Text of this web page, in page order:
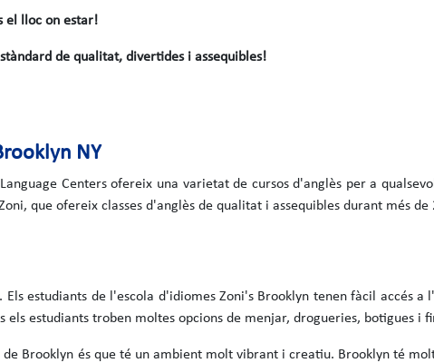
el lloc on estar!
de qualitat, divertides i assequibles!
NY
Centers ofereix una varietat de cursos d'anglès per a
que ofereix classes d'anglès de qualitat i assequibles durant més de
Els estudiants de l'escola d'idiomes Zoni's Brooklyn tenen fàcil accés
els estudiants troben moltes opcions de menjar, drogueries, botigues i
de Brooklyn és que té un ambient molt vibrant i creatiu. Brooklyn té